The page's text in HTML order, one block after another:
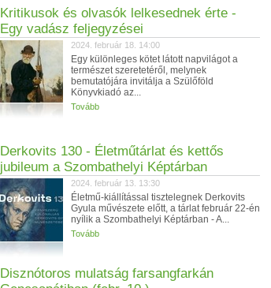
Kritikusok és olvasók lelkesednek érte -
Egy vadász feljegyzései
2024. február 18. 14:00
Egy különleges kötet látott napvilágot a
természet szeretetéről, melynek
bemutatójára invitálja a Szülőföld
Könyvkiadó az...
Tovább
Derkovits 130 - Életműtárlat és kettős
jubileum a Szombathelyi Képtárban
2024. február 13. 13:30
Életmű-kiállítással tisztelegnek Derkovits
Gyula művészete előtt, a tárlat február 22-én
nyílik a Szombathelyi Képtárban - A...
Tovább
Disznótoros mulatság farsangfarkán